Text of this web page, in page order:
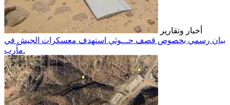
أخبار وتقارير
بيان رسمي بخصوص قصف حـ.ـوثي استهدف معسكرات الجيش في
مأرب.